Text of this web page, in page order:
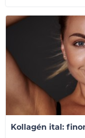
Kollagén ital: